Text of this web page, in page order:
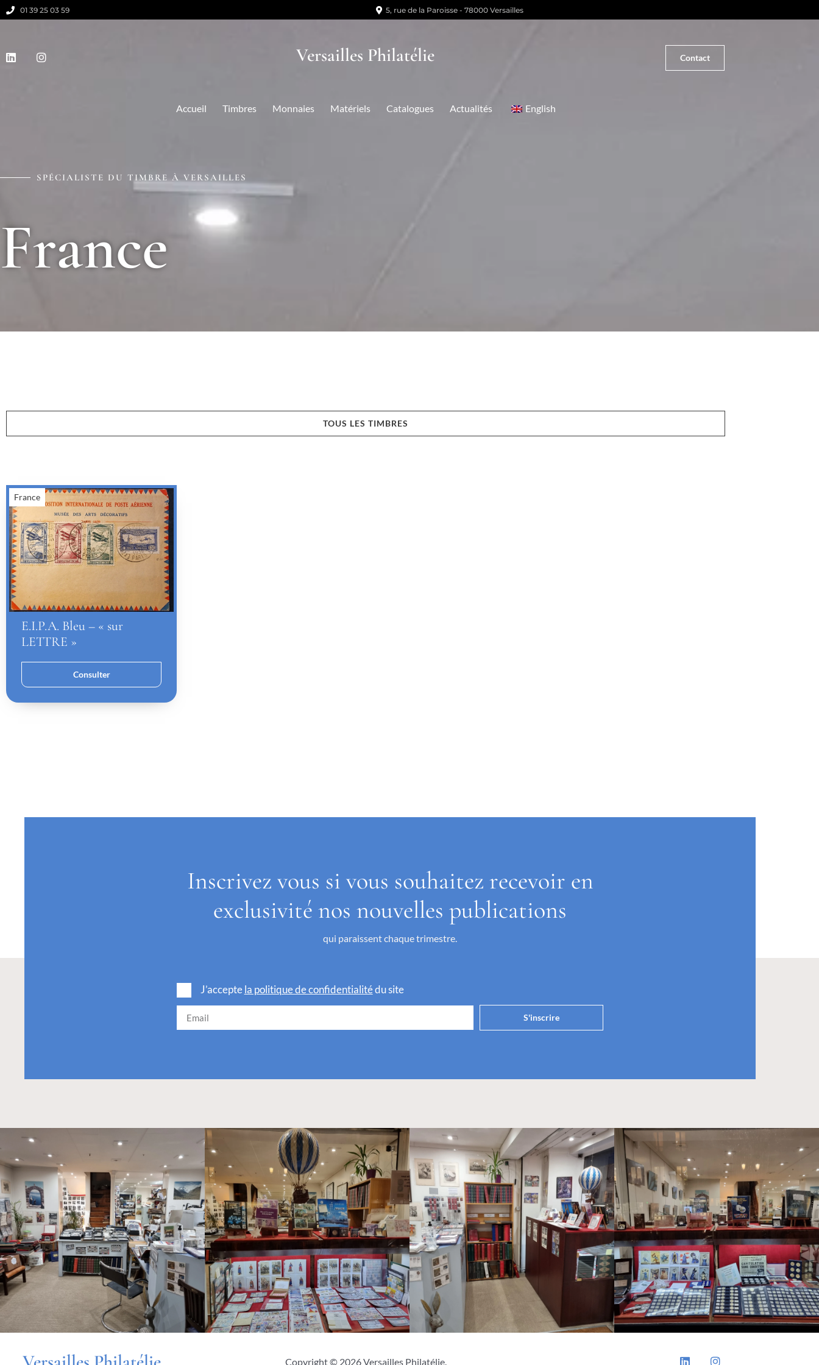
01 39 25 03 59 5, rue de la Paroisse - 78000 Versailles
Versailles Philatélie Contact
Accueil Timbres Monnaies Matériels Catalogues Actualités English
SPÉCIALISTE DU TIMBRE À VERSAILLES
France
TOUS LES TIMBRES
France
E.I.P.A. Bleu – « sur
LETTRE »
Consulter
Inscrivez vous si vous souhaitez recevoir en
exclusivité nos nouvelles publications
qui paraissent chaque trimestre.
J’acceptela politique de confidentialitédu site
S'inscrire
Copyright © 2026 Versailles Philatélie.